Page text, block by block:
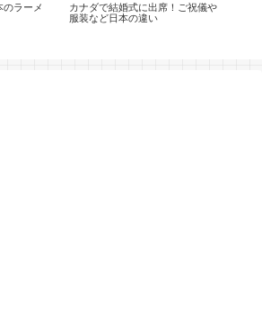
のラーメ
カナダで結婚式に出席！ご祝儀や
服装など日本の違い